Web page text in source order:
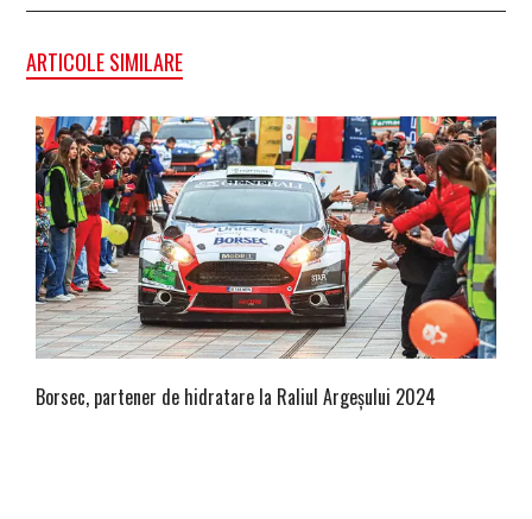
ARTICOLE SIMILARE
Borsec, partener de hidratare la Raliul Argeșului 2024